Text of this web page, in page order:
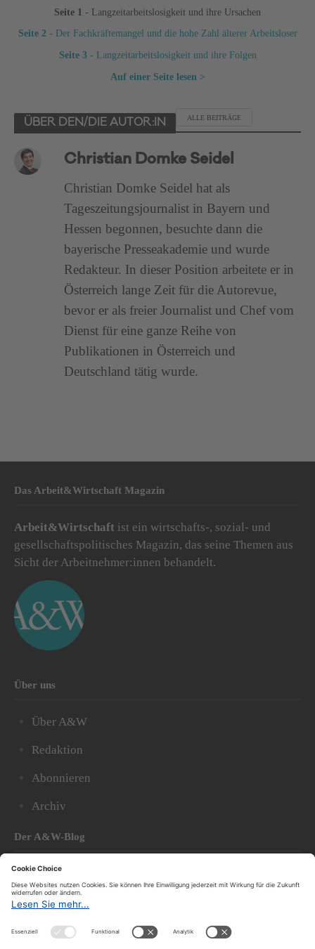
Seite 1 - Langzeitarbeitslosigkeit und ihre Ursachen
Seite 2- Der Fachkräftemangel und die hohe Zahl älterer Arbeitsloser
Seite 3- Langzeitarbeitslosigkeit und ihre Folgen
Auf einer Seite lesen >
ÜBER DEN/DIE AUTOR:IN
ALLE BEITRÄGE
Christian Domke Seidel
Christian Domke Seidel hat als
Tageszeitungsjournalist in Bayern und
Hessen begonnen, besuchte dann die
bayerische Presseakademie und wurde
Redakteur. In dieser Position arbeitete er in
Österreich lange Zeit für die Autorevue,
bevor er als freier Journalist und Chef vom
Dienst für eine ganze Reihe von
Publikationen in Österreich und
Deutschland tätig wurde.
Das Arbeit&Wirtschaft Magazin
Arbeit&Wirtschaft ist ein wirtschafts-, sozial- und
gesellschaftspolitisches Magazin, das seine Themen aus
Sicht der Arbeitnehmer:innen behandelt.
Über uns
Über A&W
Redaktion
Abonnieren
Archiv
Der A&W-Blog
DerA&W-Blog
hat sich in den vergangenen Jahren zu einem der
bedeutendsten politischen Blogs in Österreich
entwickelt.